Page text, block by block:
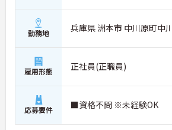
勤務地 兵庫県 洲本市 中川原町中
雇用形態 正社員(正職員)
応募要件 ■資格不問 ※未経験OK